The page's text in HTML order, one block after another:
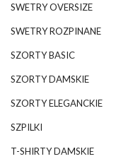
SWETRY OVERSIZE
SWETRY ROZPINANE
SZORTY BASIC
SZORTY DAMSKIE
SZORTY ELEGANCKIE
SZPILKI
T-SHIRTY DAMSKIE